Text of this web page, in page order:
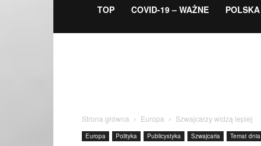
gospodarka,
TOP COVID-19 – WAŻNE POLSKA
Strona główna Europa Szwajcarzy widzą lepiej
Europa Polityka Publicystyka Szwajcaria Temat dnia